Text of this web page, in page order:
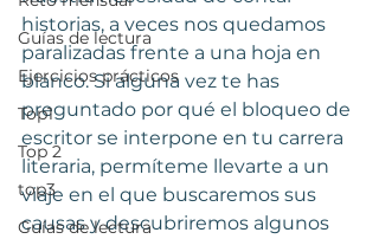
Guías de lectura
Ejercicios prácticos
Top1
Top 2
top3
Guías de lectura
historias, a veces nos quedamos
paralizadas frente a una hoja en
blanco. Si alguna vez te has
preguntado por qué el bloqueo de
escritor se interpone en tu carrera
literaria, permíteme llevarte a un
viaje en el que buscaremos sus
causas y descubriremos algunos